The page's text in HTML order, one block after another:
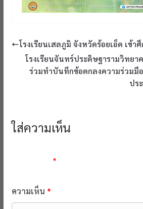
โรงเรียนเสลภูมิ จังหวัดร้อยเอ็ด เข้า
โรงเรียนจันทร์ประดิษฐารามวิทย
ร่วมทำบันทึกข้อตกลงความร่วมมือ
ปร
ใส่ความเห็น
*
ความเห็น *